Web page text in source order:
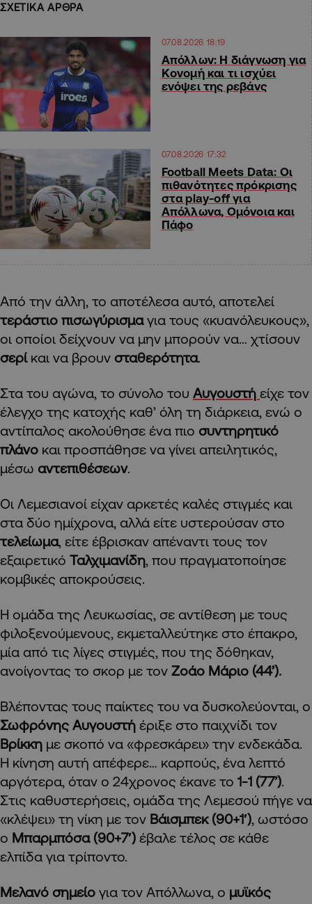
ΣΧΕΤΙΚΑ ΑΡΘΡΑ
07.08.2026 18:19
Απόλλων: Η διάγνωση για
Κονομή και τι ισχύει
ενόψει της ρεβάνς
07.08.2026 17:32
Football Meets Data: Οι
πιθανότητες πρόκρισης
στα play-off για
Απόλλωνα, Ομόνοια και
Πάφο
Από την άλλη, το αποτέλεσα αυτό, αποτελεί
τεράστιο πισωγύρισμαγια τους «κυανόλευκους»,
οι οποίοι δείχνουν να μην μπορούν να… χτίσουν
σερί και να βρουν σταθερότητα.
Στα του αγώνα, το σύνολο του Αυγουστή είχε τον
έλεγχο της κατοχής καθ’ όλη τη διάρκεια, ενώ ο
αντίπαλος ακολούθησε ένα πιο συντηρητικό
πλάνο και προσπάθησε να γίνει απειλητικός,
μέσω αντεπιθέσεων.
Οι Λεμεσιανοί είχαν αρκετές καλές στιγμές και
στα δύο ημίχρονα, αλλά είτε υστερούσαν στο
τελείωμα, είτε έβρισκαν απέναντι τους τον
εξαιρετικό Ταλχιμανίδη, που πραγματοποίησε
κομβικές αποκρούσεις.
Η ομάδα της Λευκωσίας, σε αντίθεση με τους
φιλοξενούμενους, εκμεταλλεύτηκε στο έπακρο,
μία από τις λίγες στιγμές, που της δόθηκαν,
ανοίγοντας το σκορ με τον Ζοάο Μάριο (44’).
Βλέποντας τους παίκτες του να δυσκολεύονται, ο
Σωφρόνης Αυγουστή έριξε στο παιχνίδι τον
Βρίκκη με σκοπό να «φρεσκάρει» την ενδεκάδα.
Η κίνηση αυτή απέφερε… καρπούς, ένα λεπτό
αργότερα, όταν ο 24χρονος έκανε το 1-1 (77’).
Στις καθυστερήσεις, ομάδα της Λεμεσού πήγε να
«κλέψει» τη νίκη με τον Βάισμπεκ (90+1′), ωστόσο
ο Μπαρμπόσα (90+7′) έβαλε τέλος σε κάθε
ελπίδα για τρίποντο.
Μελανό σημείο για τον Απόλλωνα, ο μυϊκός